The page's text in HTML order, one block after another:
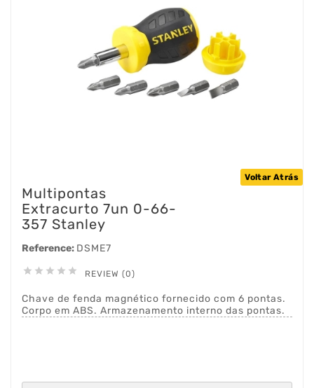
Voltar Atrás
Multipontas
Extracurto 7un 0-66-
357 Stanley
Reference: DSME7
     REVIEW (0)
Chave de fenda magnético fornecido com 6 pontas.
Corpo em ABS. Armazenamento interno das pontas.